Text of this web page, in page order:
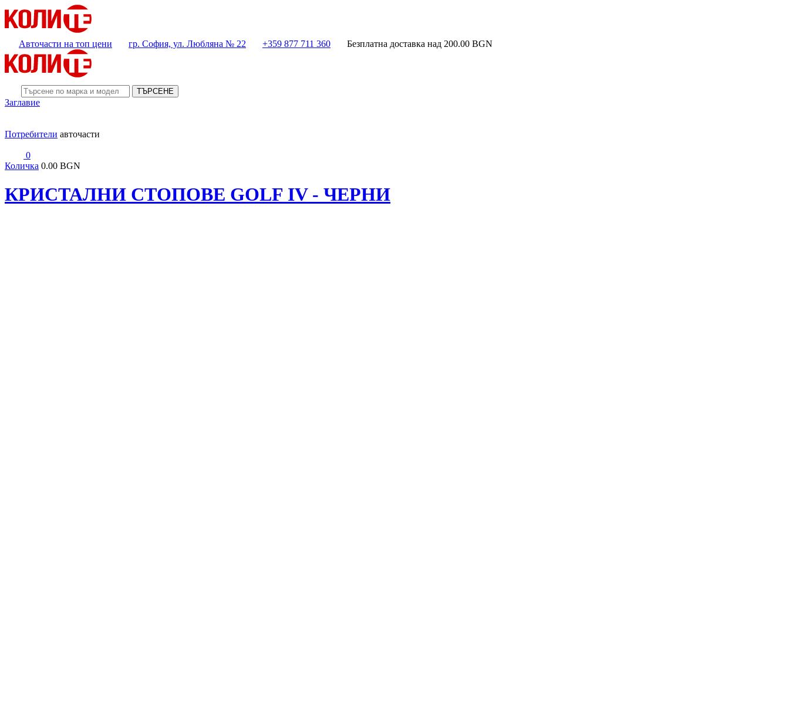
Авточасти на топ цени гр. София, ул. Любляна № 22 +359 877 711 360 Безплатна доставка над 200.00 BGN
ТЪРСЕНЕ
Заглавие
Потребители авточасти
0
Количка 0.00 BGN
КРИСТАЛНИ СТОПОВЕ GOLF IV - ЧЕРНИ